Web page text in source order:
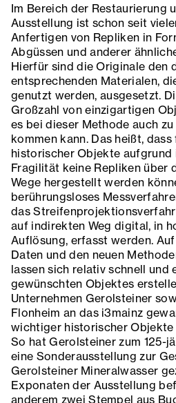
Im Bereich der Restaurierung
Ausstellung ist schon seit
Anfertigen von Repliken in
Abgüssen und anderer
Hierfür sind die Originale den
entsprechenden Materialen,
genutzt werden, ausgesetzt.
Großzahl von einzigartigen
es bei dieser Methode auch
kommen kann. Das heißt,
historischer Objekte aufgrund
Fragilität keine Repliken über
Wege hergestellt werden
berührungsloses
das
auf indirekten Weg digital, in
Auflösung, erfasst werden.
Daten und den neuen
lassen sich relativ schnell und
gewünschten Objektes
Unternehmen Gerolsteiner
Flonheim an das i3mainz
wichtiger historischer Objekte
So hat Gerolsteiner zum 125-
eine Sonderausstellung zur
Gerolsteiner Mineralwasser
Exponaten der Ausstellung
anderem zwei Stempel aus